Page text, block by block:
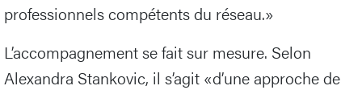
professionnels compétents du réseau.»
L’accompagnement se fait sur mesure. Selon
Alexandra Stankovic, il s’agit «d’une approche de